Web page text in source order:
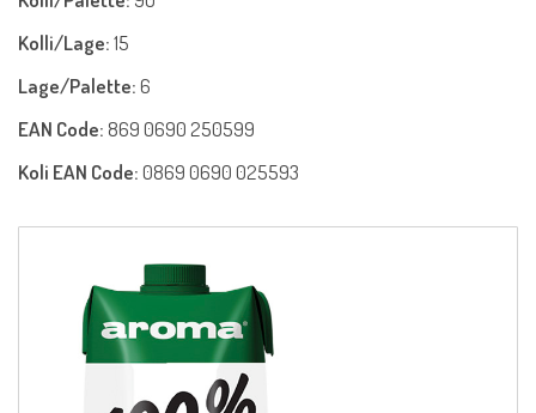
Kolli/Lage:15
Lage/Palette:6
EAN Code: 869 0690 250599
Koli EAN Code:0869 0690 025593